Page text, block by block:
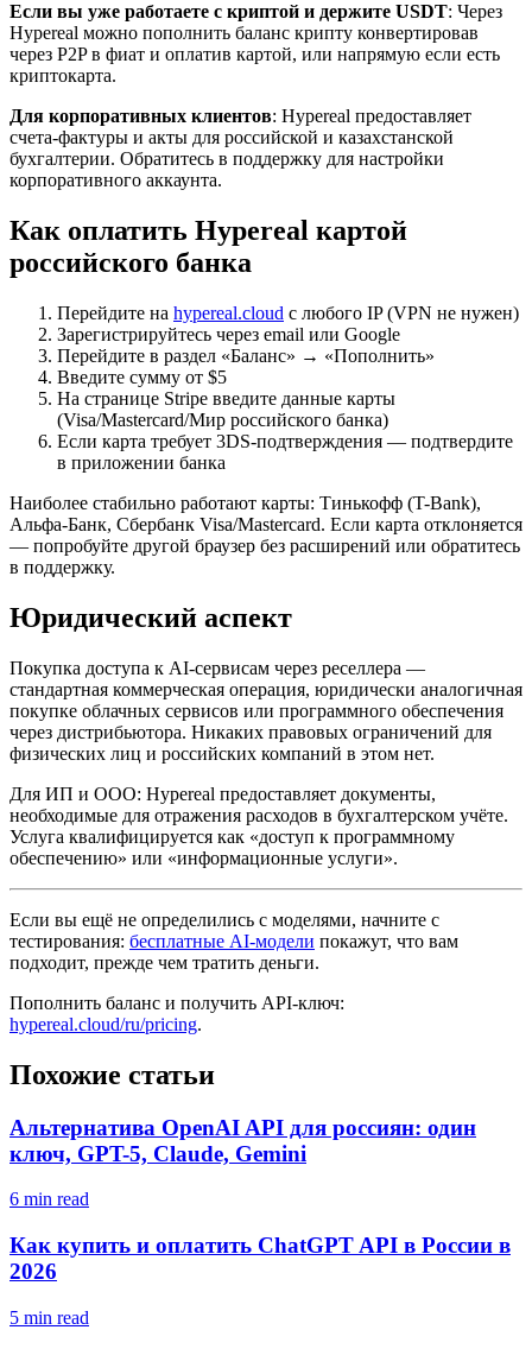
Если вы уже работаете с криптой и держите USDT: Через
Hypereal можно пополнить баланс крипту конвертировав
через P2P в фиат и оплатив картой, или напрямую если есть
криптокарта.
Для корпоративных клиентов: Hypereal предоставляет
счета-фактуры и акты для российской и казахстанской
бухгалтерии. Обратитесь в поддержку для настройки
корпоративного аккаунта.
Как оплатить Hypereal картой
российского банка
Перейдите на hypereal.cloud с любого IP (VPN не нужен)
Зарегистрируйтесь через email или Google
Перейдите в раздел «Баланс» → «Пополнить»
Введите сумму от $5
На странице Stripe введите данные карты
(Visa/Mastercard/Мир российского банка)
Если карта требует 3DS-подтверждения — подтвердите
в приложении банка
Наиболее стабильно работают карты: Тинькофф (T-Bank),
Альфа-Банк, Сбербанк Visa/Mastercard. Если карта отклоняется
— попробуйте другой браузер без расширений или обратитесь
в поддержку.
Юридический аспект
Покупка доступа к AI-сервисам через реселлера —
стандартная коммерческая операция, юридически аналогичная
покупке облачных сервисов или программного обеспечения
через дистрибьютора. Никаких правовых ограничений для
физических лиц и российских компаний в этом нет.
Для ИП и ООО: Hypereal предоставляет документы,
необходимые для отражения расходов в бухгалтерском учёте.
Услуга квалифицируется как «доступ к программному
обеспечению» или «информационные услуги».
Если вы ещё не определились с моделями, начните с
тестирования: бесплатные AI-модели покажут, что вам
подходит, прежде чем тратить деньги.
Пополнить баланс и получить API-ключ:
hypereal.cloud/ru/pricing.
Похожие статьи
Альтернатива OpenAI API для россиян: один
ключ, GPT-5, Claude, Gemini
6 min read
Как купить и оплатить ChatGPT API в России в
2026
5 min read